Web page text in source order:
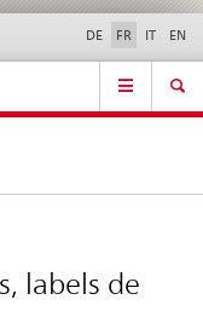
Contact | Support &
aide
DE FR IT EN
labels de